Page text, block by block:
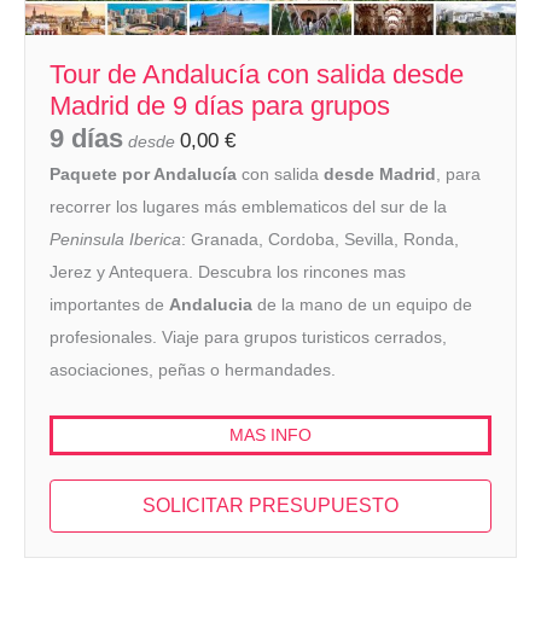
Tour de Andalucía con salida desde
Madrid de 9 días para grupos
9 días desde 0,00 €
Paquete por Andalucía con salida desde Madrid , para
recorrer los lugares más emblematicos del sur de la
Peninsula Iberica: Granada, Cordoba, Sevilla, Ronda,
Jerez y Antequera. Descubra los rincones mas
importantes de Andalucia de la mano de un equipo de
profesionales. Viaje para grupos turisticos cerrados,
asociaciones, peñas o hermandades.
MAS INFO
SOLICITAR PRESUPUESTO